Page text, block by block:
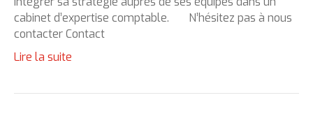
cabinet d’expertise comptable. N’hésitez pas à nous
contacter Contact
Lire la suite